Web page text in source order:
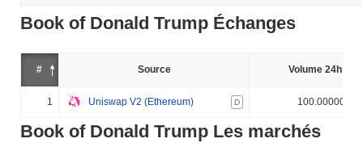
Book of Donald Trump Échanges
# Source Volume 24h (%)
1 Uniswap V2 (Ethereum) D 100.000000%
Book of Donald Trump Les marchés